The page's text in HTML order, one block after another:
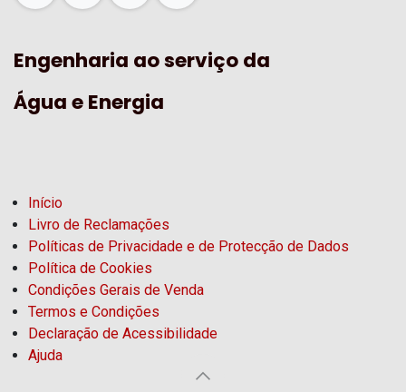
Engenharia ao serviço da
Água e Energia
Início
Livro de Reclamações
Políticas de Privacidade e de Protecção de Dados
Política de Cookies
Condições Gerais de Venda
Termos e Condições
Declaração de Acessibilidade
Ajuda